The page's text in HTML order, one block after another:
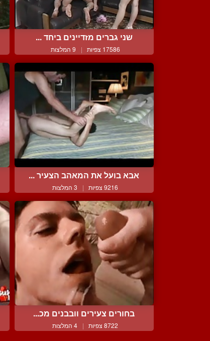
שני גברים מזדיינים ביחד ...
17586 צפיות | 9 המלצות
אבא בועל את המאהב הצעיר ...
9216 צפיות | 3 המלצות
בחורים צעירים וובבנים מכ...
8722 צפיות | 4 המלצות